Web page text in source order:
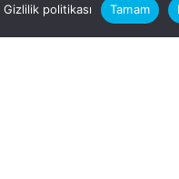
Gizlilik politikası Tamam